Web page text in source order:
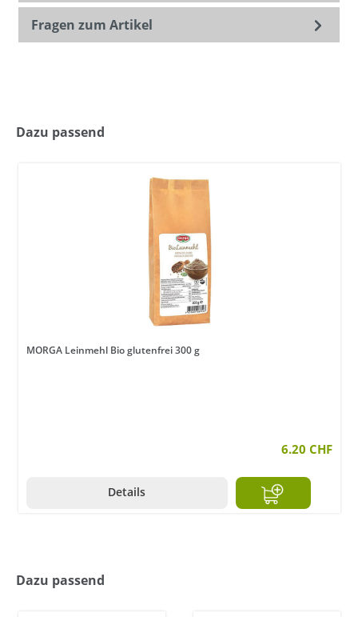
Fragen zum Artikel
Dazu passend
MORGA Leinmehl Bio glutenfrei 300 g
6.20 CHF
Details
Dazu passend